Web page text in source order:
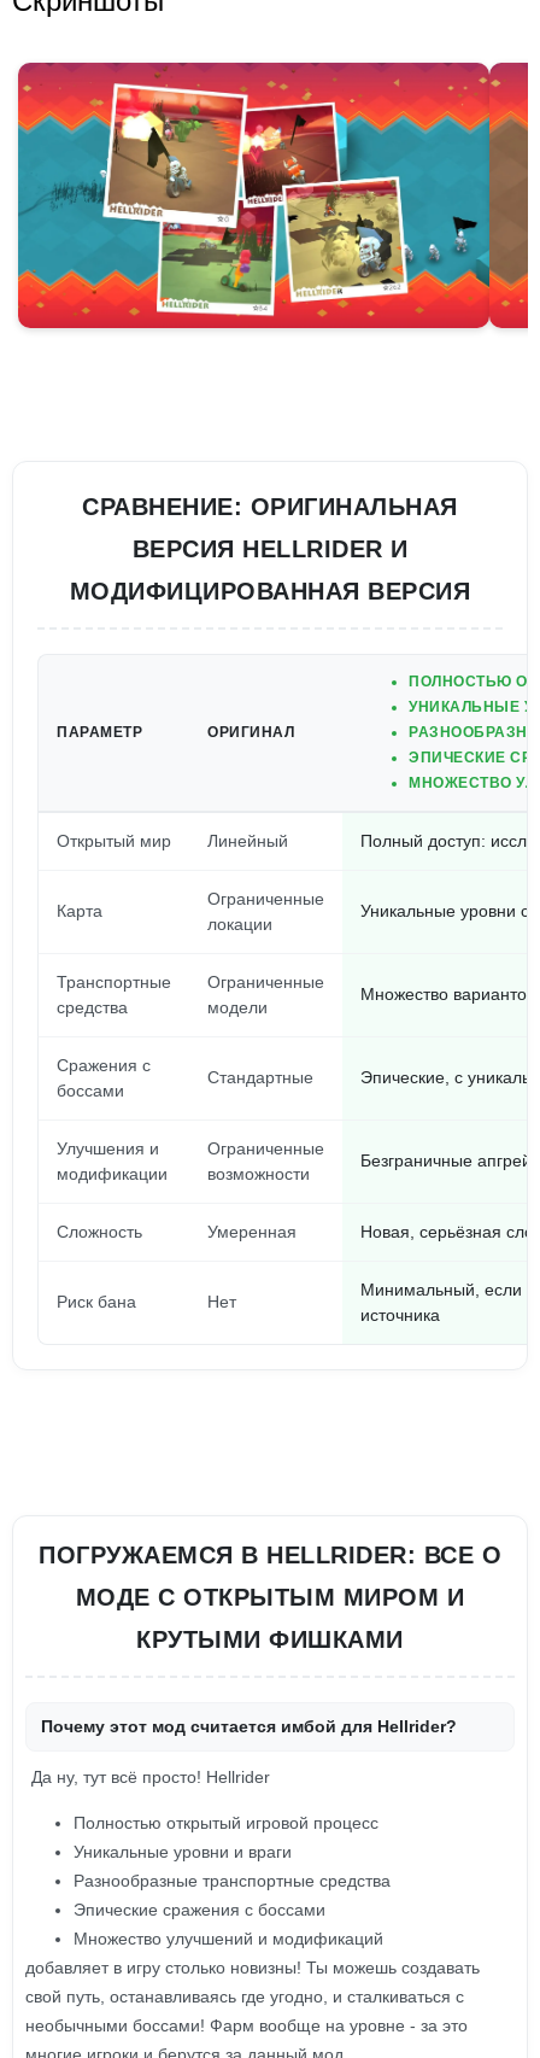
СРАВНЕНИЕ: ОРИГИНАЛЬНАЯ
ВЕРСИЯ HELLRIDER И
МОДИФИЦИРОВАННАЯ ВЕРСИЯ
ПАРАМЕТР ОРИГИНАЛ
ПОЛНОСТЬЮ
УНИКАЛЬНЫЕ
ЭПИЧЕСКИЕ
МНОЖЕСТВО
Открытый мир Линейный Полный доступ:
Карта
Ограниченные
локации
Уникальные уровни с
Транспортные
средства
Ограниченные
модели
Множество
Сражения с
боссами
Стандартные Эпические, с
Улучшения и
модификации
Ограниченные
возможности
Безграничные
Сложность Умеренная Новая, серьёзная
Риск бана Нет
Минимальный, если
источника
ПОГРУЖАЕМСЯ В HELLRIDER: ВСЕ О
МОДЕ С ОТКРЫТЫМ МИРОМ И
КРУТЫМИ ФИШКАМИ
Почему этот мод считается имбой для Hellrider?
Да ну, тут всё просто! Hellrider
Полностью открытый игровой процесс
Уникальные уровни и враги
Разнообразные транспортные средства
Эпические сражения с боссами
Множество улучшений и модификаций
добавляет в игру столько новизны! Ты можешь создавать
свой путь, останавливаясь где угодно, и сталкиваться с
необычными боссами! Фарм вообще на уровне - за это